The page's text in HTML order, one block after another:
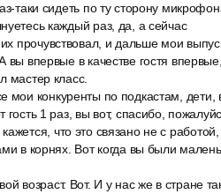
таки сидеть по ту сторону
каждый раз, да, а сейчас
прочувствовал, и дальше мои
вы впервые в качестве гостя
мастер класс.
мои конкуренты по подкастам, дети,
1 раз, вы вот, спасибо,
что это связано не с работой,
в корнях. Вот когда вы были
возраст. Вот. И у нас же в стране